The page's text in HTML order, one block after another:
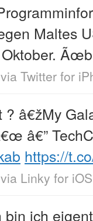
Maltes
via Twitter for
â€žMy
â€”
https://
via Linky for iOS
bin ich